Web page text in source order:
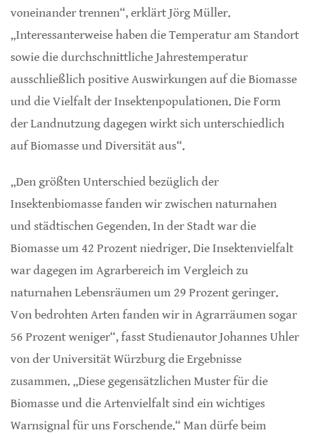
voneinander trennen“, erklärt Jörg Müller.
„Interessanterweise haben die Temperatur am Standort
sowie die durchschnittliche Jahrestemperatur
ausschließlich positive Auswirkungen auf die Biomasse
und die Vielfalt der Insektenpopulationen. Die Form
der Landnutzung dagegen wirkt sich unterschiedlich
auf Biomasse und Diversität aus“.
„Den größten Unterschied bezüglich der
Insektenbiomasse fanden wir zwischen naturnahen
und städtischen Gegenden. In der Stadt war die
Biomasse um 42 Prozent niedriger. Die Insektenvielfalt
war dagegen im Agrarbereich im Vergleich zu
naturnahen Lebensräumen um 29 Prozent geringer.
Von bedrohten Arten fanden wir in Agrarräumen sogar
56 Prozent weniger“, fasst Studienautor Johannes Uhler
von der Universität Würzburg die Ergebnisse
zusammen. „Diese gegensätzlichen Muster für die
Biomasse und die Artenvielfalt sind ein wichtiges
Warnsignal für uns Forschende.“ Man dürfe beim